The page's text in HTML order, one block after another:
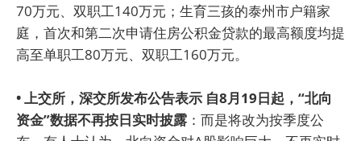
70万元、双职工140万元；生育三孩的泰州市户籍家
庭，首次和第二次申请住房公积金贷款的最高额度均提
高至单职工80万元、双职工160万元。
• 上交所，深交所发布公告表示 自8月19日起，“北向
资金”数据不再按日实时披露 ：而是将改为按季度公